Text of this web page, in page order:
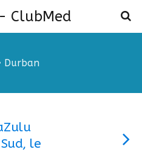
ClubMed
Durban
le